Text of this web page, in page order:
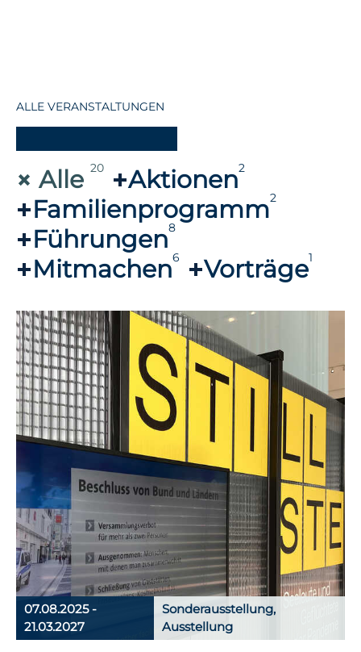
ALLE VERANSTALTUNGEN
Alle 20 Aktionen2
Familienprogramm2
Führungen8
Mitmachen6 Vorträge1
Sonderausstellung,
Ausstellung
07.08.2025 -
21.03.2027